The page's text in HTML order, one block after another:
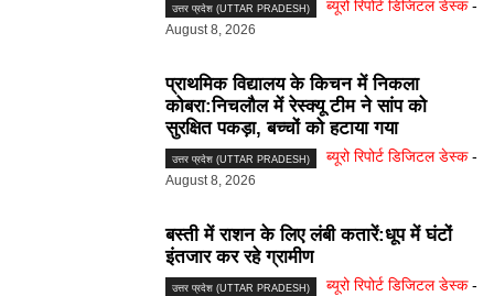
उत्तर प्रदेश (UTTAR PRADESH) ब्यूरो रिपोर्ट डिजिटल डेस्क -
August 8, 2026
प्राथमिक विद्यालय के किचन में निकला
कोबरा:निचलौल में रेस्क्यू टीम ने सांप को
सुरक्षित पकड़ा, बच्चों को हटाया गया
उत्तर प्रदेश (UTTAR PRADESH) ब्यूरो रिपोर्ट डिजिटल डेस्क -
August 8, 2026
बस्ती में राशन के लिए लंबी कतारें:धूप में घंटों
इंतजार कर रहे ग्रामीण
उत्तर प्रदेश (UTTAR PRADESH) ब्यूरो रिपोर्ट डिजिटल डेस्क -